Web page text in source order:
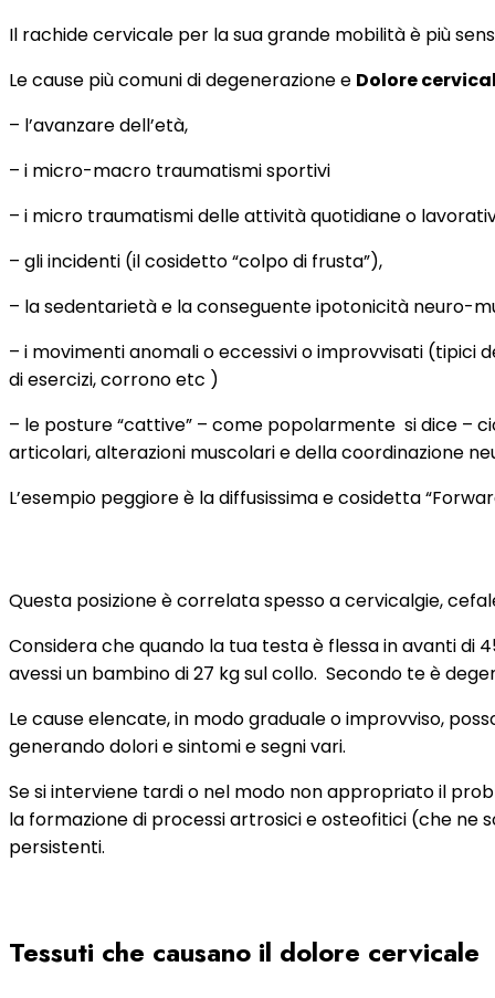
Il rachide cervicale per la sua grande mobilità è più
Le cause più comuni di degenerazione e Dolore
– l’avanzare dell’età,
– i micro-macro traumatismi sportivi
– i micro traumatismi delle attività quotidiane o
– gli incidenti (il cosidetto “colpo di frusta”),
– la sedentarietà e la conseguente ipotonicità neuro-
– i movimenti anomali o eccessivi o improvvisati (tipici
di esercizi, corrono etc )
– le posture “cattive” – come popolarmente si dice –
articolari, alterazioni muscolari e della coordinazione
L’esempio peggiore è la diffusissima e cosidetta
Questa posizione è correlata spesso a cervicalgie,
Considera che quando la tua testa è flessa in avanti di
avessi un bambino di 27 kg sul collo. Secondo te è
Le cause elencate, in modo graduale o improvviso,
generando dolori e sintomi e segni vari.
Se si interviene tardi o nel modo non appropriato il
la formazione di processi artrosici e osteofitici (che ne
persistenti.
Tessuti che causano il dolore cervicale